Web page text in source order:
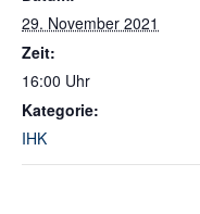
29. November 2021
Zeit:
16:00 Uhr
Kategorie:
IHK